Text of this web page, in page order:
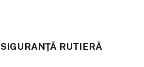
SIGURANȚĂ RUTIERĂ